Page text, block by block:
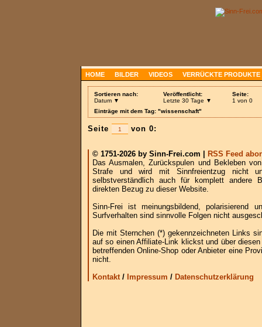
HOME BILDER VIDEOS VERRÜCKTE PRODUKTE
Sortieren nach:
Datum ▼
Veröffentlicht:
Letzte 30 Tage ▼
Seite:
1 von 0
Einträge mit dem Tag: "wissenschaft"
Seite von 0:
© 1751-2026 by Sinn-Frei.com |
RSS Feed
Das Ausmalen, Zurückspulen und Bekleben
Strafe und wird mit Sinnfreientzug nicht
selbstverständlich auch für komplett andere
direkten Bezug zu dieser Website.
Sinn-Frei ist meinungsbildend, polarisierend
Surfverhalten sind sinnvolle Folgen nicht
Die mit Sternchen (*) gekennzeichneten Links
auf so einen Affiliate-Link klickst und über
betreffenden Online-Shop oder Anbieter eine
nicht.
Kontakt/ Impressum / Datenschutzerklärung